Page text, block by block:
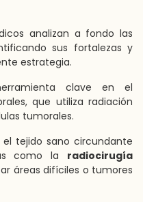
analizan a fondo las
sus fortalezas y
estrategia.
clave en el
que utiliza radiación
tumorales.
tejido sano circundante
como la radiocirugía
áreas difíciles o tumores